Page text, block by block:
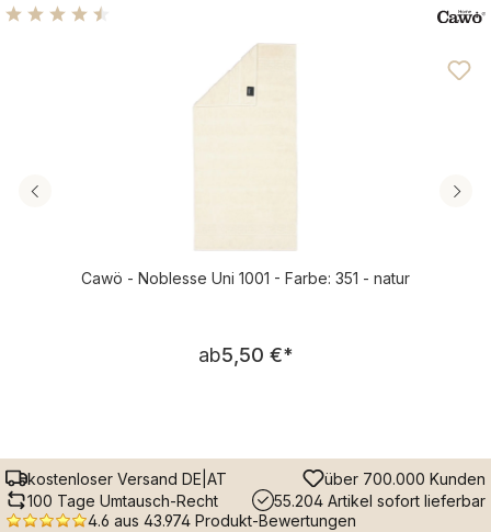
Durchschnittliche Bewertung von 4.61 von 5 Sternen
Cawö - Noblesse Uni 1001 - Farbe: 351 - natur
Regulärer Preis:
ab5,50 €*
kostenloser Versand DE|AT
über 700.000 Kunden
100 Tage Umtausch-Recht
55.204 Artikel sofort lieferbar
4.6 aus 43.974 Produkt-Bewertungen